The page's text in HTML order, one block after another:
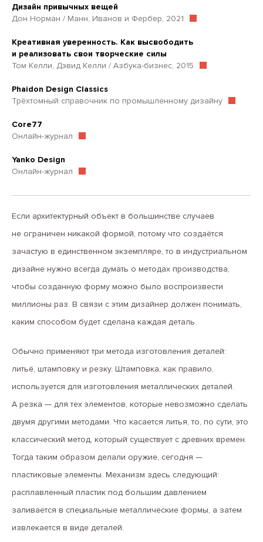
Дизайн привычных вещей
Дон Норман / Манн, Иванов и Фербер, 2021
Креативная уверенность. Как высвободить
и реализовать свои творческие силы
Том Келли, Дэвид Келли / Азбука-бизнес, 2015
Phaidon Design Classics
Трёхтомный справочник по промышленному дизайну
Core77
Онлайн-журнал
Yanko Design
Онлайн-журнал
Если архитектурный объект в большинстве случаев
не ограничен никакой формой, потому что создаётся
зачастую в единственном экземпляре, то в индустриальном
дизайне нужно всегда думать о методах производства,
чтобы созданную форму можно было воспроизвести
миллионы раз. В связи с этим дизайнер должен понимать,
каким способом будет сделана каждая деталь.
Обычно применяют три метода изготовления деталей:
литьё, штамповку и резку. Штамповка, как правило,
используется для изготовления металлических деталей.
А резка — для тех элементов, которые невозможно сделать
двумя другими методами. Что касается литья, то, по сути, это
классический метод, который существует с древних времен.
Тогда таким образом делали оружие, сегодня —
пластиковые элементы. Механизм здесь следующий:
расплавленный пластик под большим давлением
заливается в специальные металлические формы, а затем
извлекается в виде деталей.